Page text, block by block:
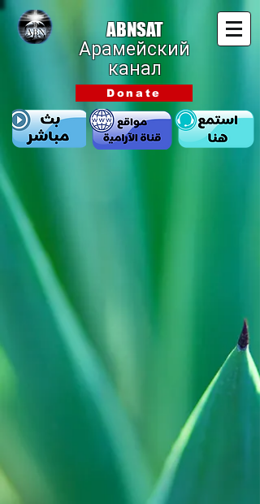
ABNSAT
Арамейский
канал
Donate